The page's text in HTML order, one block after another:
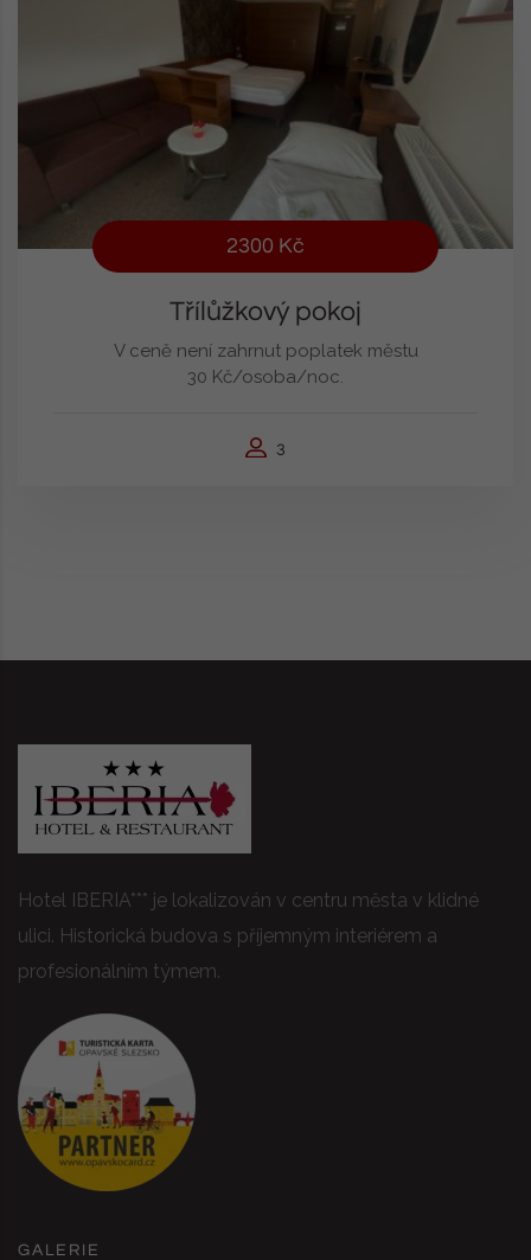
2300 Kč
Třílůžkový pokoj
V ceně není zahrnut poplatek městu
30 Kč/osoba/noc.
3
Hotel IBERIA*** je lokalizován v centru města v klidné
ulici. Historická budova s příjemným interiérem a
profesionálním týmem.
GALERIE